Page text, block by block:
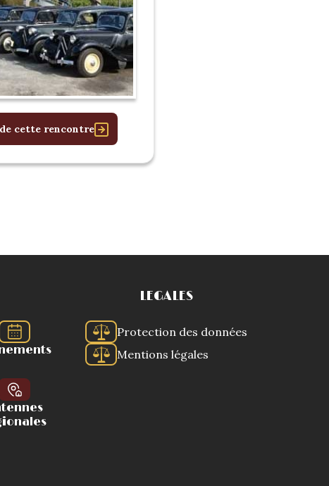
cette rencontre
LEGALES
Protection des données
Mentions légales